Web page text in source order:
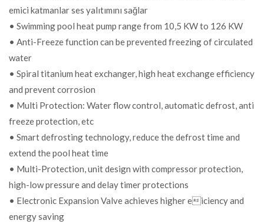
emici katmanlar ses yalıtımını sağlar
• Swimming pool heat pump range from 10,5 KW to 126 KW
• Anti-Freeze function can be prevented freezing of circulated
water
• Spiral titanium heat exchanger, high heat exchange efficiency
and prevent corrosion
• Multi Protection: Water flow control, automatic defrost, anti
freeze protection, etc
• Smart defrosting technology, reduce the defrost time and
extend the pool heat time
• Multi-Protection, unit design with compressor protection,
high-low pressure and delay timer protections
• Electronic Expansion Valve achieves higher eiciency and
energy saving